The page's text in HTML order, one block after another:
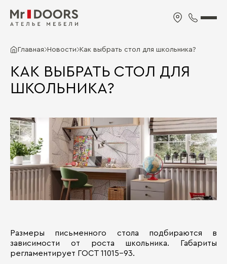
Главная Новости Как выбрать стол для школьника?
КАК ВЫБРАТЬ СТОЛ ДЛЯ
ШКОЛЬНИКА?
Размеры письменного стола подбираются в
зависимости от роста школьника. Габариты
регламентирует ГОСТ 11015-93.